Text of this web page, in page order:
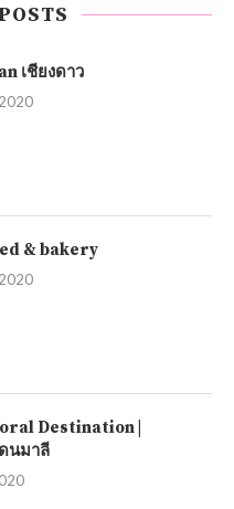
เชียงดาว
& bakery
Destination |
นมาลี